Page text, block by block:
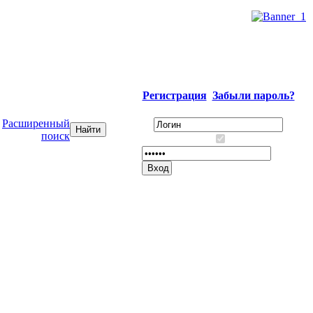
Расширенный
поиск
Регистрация Забыли пароль?